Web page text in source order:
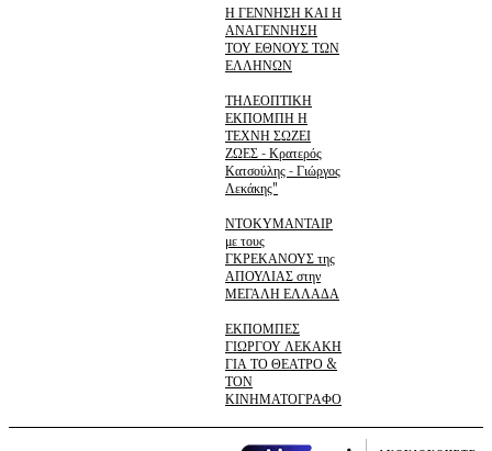
Η ΓΕΝΝΗΣΗ ΚΑΙ Η
ΑΝΑΓΕΝΝΗΣΗ
ΤΟΥ ΕΘΝΟΥΣ ΤΩΝ
ΕΛΛΗΝΩΝ
ΤΗΛΕΟΠΤΙΚΗ
ΕΚΠΟΜΠΗ Η
ΤΕΧΝΗ ΣΩΖΕΙ
ΖΩΕΣ - Κρατερός
Κατσούλης - Γιώργος
Λεκάκης"
ΝΤΟΚΥΜΑΝΤΑΙΡ
με τους
ΓΚΡΕΚΑΝΟΥΣ της
ΑΠΟΥΛΙΑΣ στην
ΜΕΓΑΛΗ ΕΛΛΑΔΑ
ΕΚΠΟΜΠΕΣ
ΓΙΩΡΓΟΥ ΛΕΚΑΚΗ
ΓΙΑ ΤΟ ΘΕΑΤΡΟ &
ΤΟΝ
ΚΙΝΗΜΑΤΟΓΡΑΦΟ